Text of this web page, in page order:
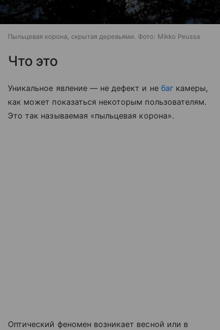
Пыльцевая корона, скрытая деревьями. Фото: Mikko Peussa
Что это
Уникальное явление — не дефект и не багкамеры,
как может показаться некоторым пользователям.
Это так называемая ​«пыльцевая корона».
Оптический феномен возникает весной или в